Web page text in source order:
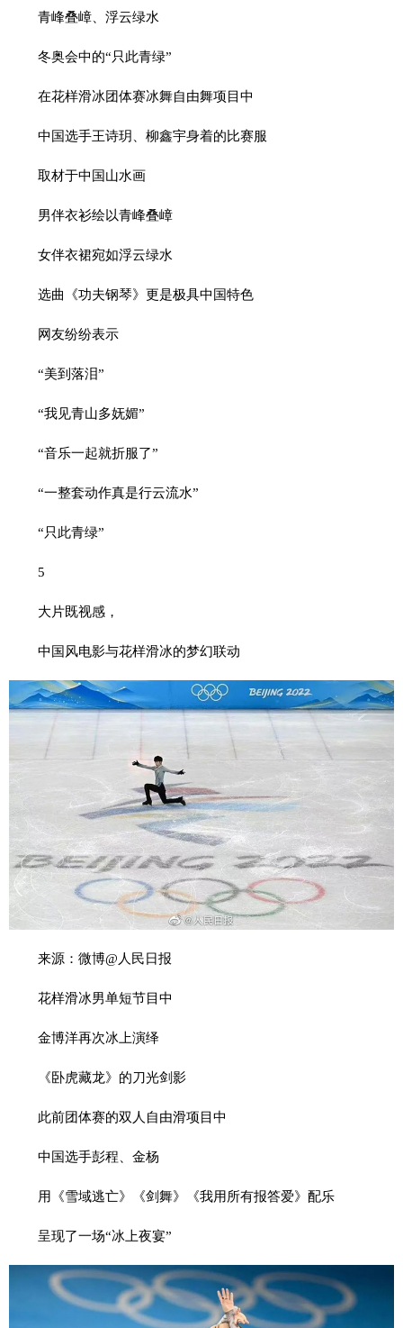
青峰叠嶂、浮云绿水
冬奥会中的“只此青绿”
在花样滑冰团体赛冰舞自由舞项目中
中国选手王诗玥、柳鑫宇身着的比赛服
取材于中国山水画
男伴衣衫绘以青峰叠嶂
女伴衣裙宛如浮云绿水
选曲《功夫钢琴》更是极具中国特色
网友纷纷表示
“美到落泪”
“我见青山多妩媚”
“音乐一起就折服了”
“一整套动作真是行云流水”
“只此青绿”
5
大片既视感，
中国风电影与花样滑冰的梦幻联动
来源：微博@人民日报
花样滑冰男单短节目中
金博洋再次冰上演绎
《卧虎藏龙》的刀光剑影
此前团体赛的双人自由滑项目中
中国选手彭程、金杨
用《雪域逃亡》《剑舞》《我用所有报答爱》配乐
呈现了一场“冰上夜宴”